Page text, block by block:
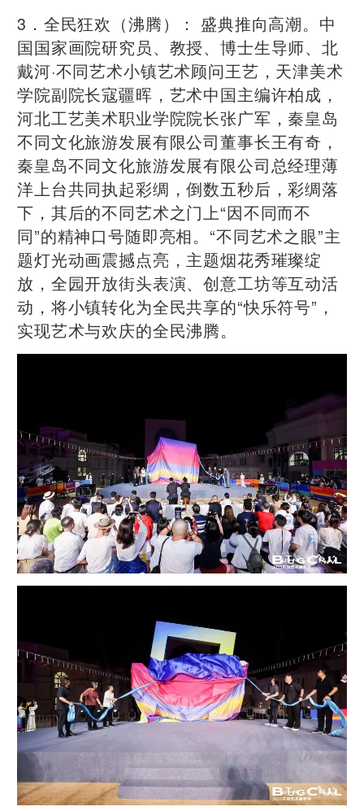
3．全民狂欢（沸腾）： 盛典推向高潮。中
国国家画院研究员、教授、博士生导师、北
戴河·不同艺术小镇艺术顾问王艺，天津美术
学院副院长寇疆晖，艺术中国主编许柏成，
河北工艺美术职业学院院长张广军，秦皇岛
不同文化旅游发展有限公司董事长王有奇，
秦皇岛不同文化旅游发展有限公司总经理薄
洋上台共同执起彩绸，倒数五秒后，彩绸落
下，其后的不同艺术之门上“因不同而不
同”的精神口号随即亮相。“不同艺术之眼”主
题灯光动画震撼点亮，主题烟花秀璀璨绽
放，全园开放街头表演、创意工坊等互动活
动，将小镇转化为全民共享的“快乐符号”，
实现艺术与欢庆的全民沸腾。